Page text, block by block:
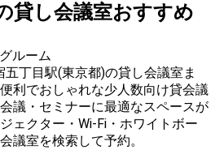
貸し会議室おすすめ
ルーム
丁目駅(東京都)の貸し会議室ま
利でおしゃれな少人数向け貸会議
議・セミナーに最適なスペースが
ェクター・Wi-Fi・ホワイトボー
議室を検索して予約。